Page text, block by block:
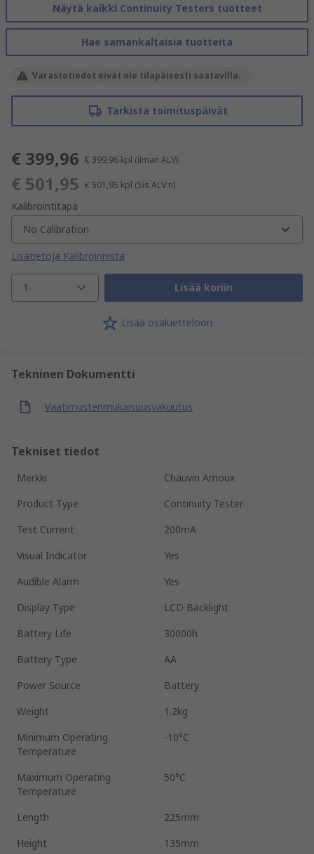
Näytä kaikki Continuity Testers tuotteet
Hae samankaltaisia tuotteita
Varastotiedot eivät ole tilapäisesti saatavilla.
Tarkista toimituspäivät
€ 399,96 € 399,96 kpl (ilman ALV)
€ 501,95 € 501,95 kpl (Sis ALV:n)
Kalibrointitapa
No Calibration
Lisätietoja Kalibroinnista
1 Lisää koriin
Lisää osaluetteloon
Tekninen Dokumentti
Vaatimustenmukaisuusvakuutus
Tekniset tiedot
Merkki
Chauvin Arnoux
Product Type
Continuity Tester
Test Current
200mA
Visual Indicator
Yes
Audible Alarm
Yes
Display Type
LCD Backlight
Battery Life
30000h
Battery Type
AA
Power Source
Battery
Weight
1.2kg
Minimum Operating
Temperature
-10°C
Maximum Operating
Temperature
50°C
Length
225mm
Height
135mm